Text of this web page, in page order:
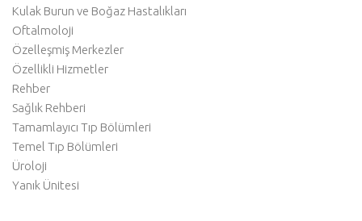
Kulak Burun ve Boğaz Hastalıkları
Oftalmoloji
Özelleşmiş Merkezler
Özellikli Hizmetler
Rehber
Sağlık Rehberi
Tamamlayıcı Tıp Bölümleri
Temel Tıp Bölümleri
Üroloji
Yanık Ünitesi